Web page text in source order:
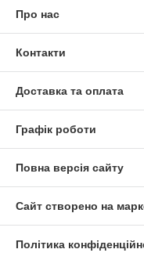
Про нас
Контакти
Доставка та оплата
Графік роботи
Повна версія сайту
Сайт створено на
Політика